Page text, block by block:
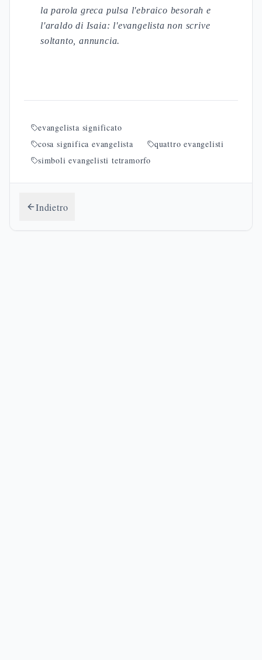
la parola greca pulsa l'ebraico besorah e
l'araldo di Isaia: l'evangelista non scrive
soltanto, annuncia.
evangelista significato
cosa significa evangelista
quattro evangelisti
simboli evangelisti tetramorfo
Indietro